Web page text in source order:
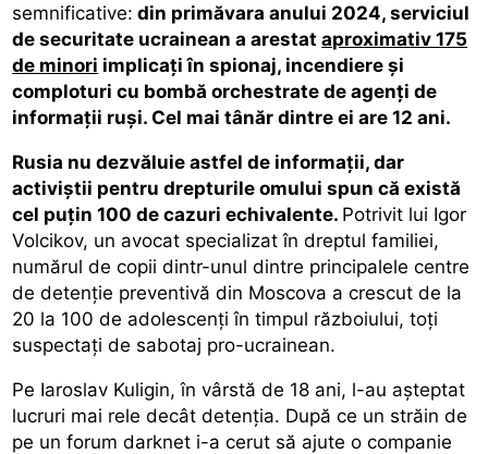
semnificative: din primăvara anului 2024, serviciul
de securitate ucrainean a arestataproximativ 175
de minori implicați în spionaj, incendiere și
comploturi cu bombă orchestrate de agenți de
informații ruși. Cel mai tânăr dintre ei are 12 ani.
Rusia nu dezvăluie astfel de informații, dar
activiștii pentru drepturile omului spun că există
cel puțin 100 de cazuri echivalente. Potrivit lui Igor
Volcikov, un avocat specializat în dreptul familiei,
numărul de copii dintr-unul dintre principalele centre
de detenție preventivă din Moscova a crescut de la
20 la 100 de adolescenți în timpul războiului, toți
suspectați de sabotaj pro-ucrainean.
Pe Iaroslav Kuligin, în vârstă de 18 ani, l-au așteptat
lucruri mai rele decât detenția. După ce un străin de
pe un forum darknet i-a cerut să ajute o companie